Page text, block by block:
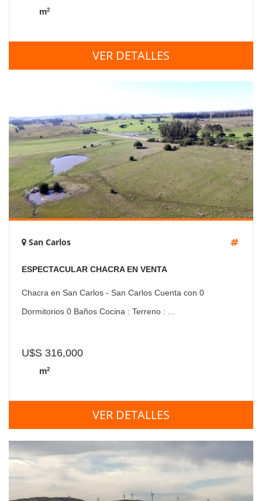
m2
VER DETALLES
San Carlos
ESPECTACULAR CHACRA EN VENTA
Chacra en San Carlos - San Carlos Cuenta con 0
Dormitorios 0 Baños Cocina : Terreno : ...
U$S 316,000
m2
VER DETALLES